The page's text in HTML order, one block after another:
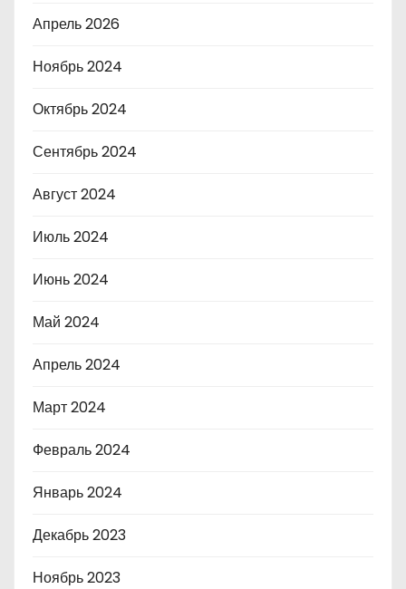
Апрель 2026
Ноябрь 2024
Октябрь 2024
Сентябрь 2024
Август 2024
Июль 2024
Июнь 2024
Май 2024
Апрель 2024
Март 2024
Февраль 2024
Январь 2024
Декабрь 2023
Ноябрь 2023